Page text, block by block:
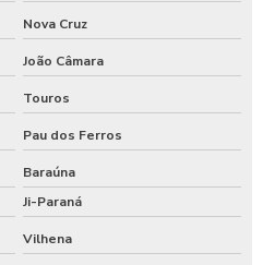
Nova Cruz
João Câmara
Touros
Pau dos Ferros
Baraúna
Ji-Paraná
Vilhena